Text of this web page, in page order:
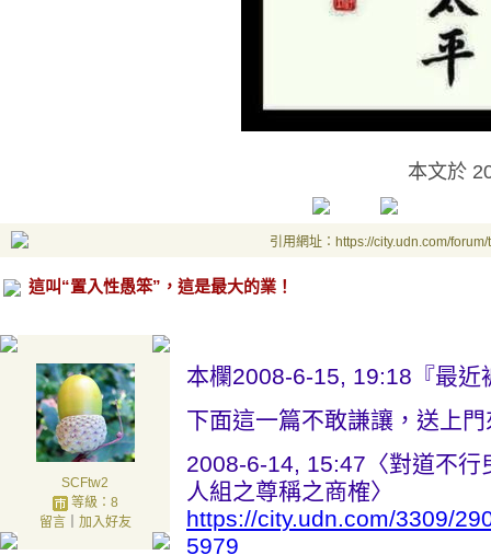
本文於
引用網址：https://city.udn.com/
這叫“置入性愚笨”，這是最大的業！
SCFtw2
等級：8
留言｜ 加入好友
本欄2008-6-15, 19:18『最近
下面這一篇不敢謙讓，送上
2008-6-14, 15:47〈對道不行
人組之尊稱之商榷〉
https://city.udn.com/3309/
5979